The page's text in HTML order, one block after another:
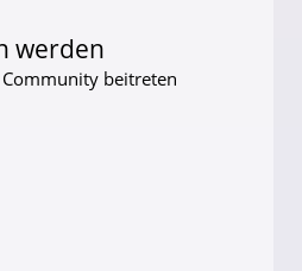
werden
Community beitreten